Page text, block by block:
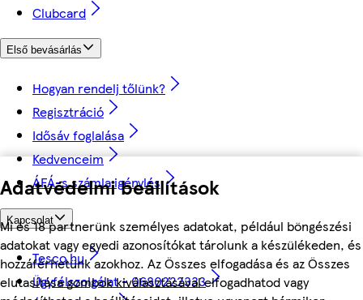
Adatvédelmi beállítások
Mi és 18 partnerünk személyes adatokat, például böngészési
adatokat vagy egyedi azonosítókat tárolunk a készülékeden, és
hozzáférhetünk azokhoz. Az Összes elfogadása és az Összes
elutasítása gombok kiválasztásával elfogadhatod vagy
Clubcard
Első bevásárlás
Hogyan rendelj tőlünk?
Regisztráció
Idősáv foglalása
Kedvenceim
ÁFÁ-s számla igénylés
Kapcsolat
Tesco.hu
Ügyfélszolgálat - 0680222333